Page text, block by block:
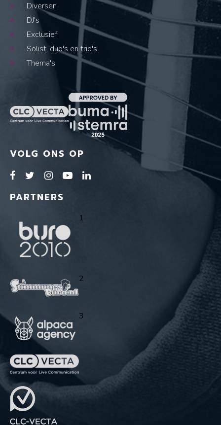
Diversen
DJ's
Exclusief
Solist, duo's en trio's
Thema's
VOLG ONS OP
PARTNERS
1
2
3